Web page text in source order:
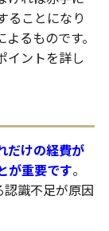
ることになり
るものです。
イントを詳し
だけの経費が
が重要です。
識不足が原因